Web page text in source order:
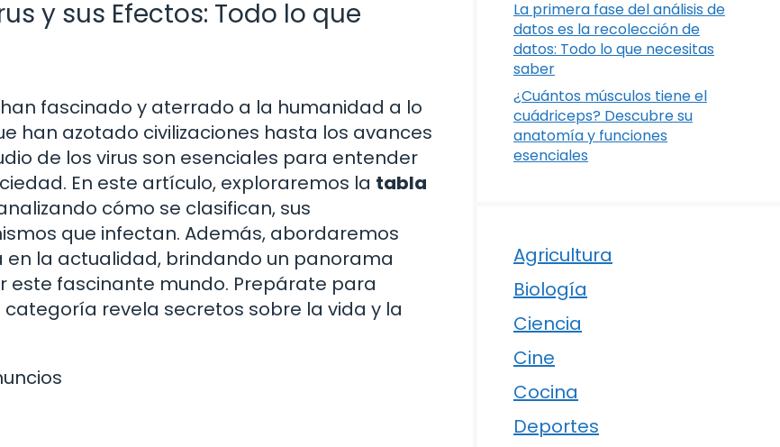
y sus Efectos: Todo lo que
fascinado y aterrado a la humanidad a lo
han azotado civilizaciones hasta los avances
de los virus son esenciales para entender
En este artículo, exploraremos la tabla
cómo se clasifican, sus
que infectan. Además, abordaremos
en la actualidad, brindando un panorama
fascinante mundo. Prepárate para
revela secretos sobre la vida y la
La primera fase del análisis de
datos es la recolección de
datos: Todo lo que necesitas
saber
¿Cuántos músculos tiene el
cuádriceps? Descubre su
anatomía y funciones
esenciales
Agricultura
Biología
Ciencia
Cine
Cocina
Deportes